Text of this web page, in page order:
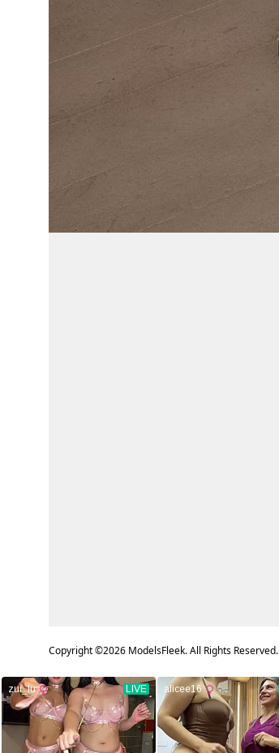
Copyright ©2026 ModelsFleek. All Rights Reserved.